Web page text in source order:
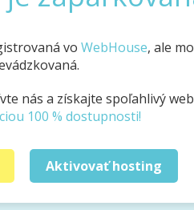
vo WebHouse, ale
nás a získajte spoľahlivý
100 % dostupnosti!
Aktivovať hosting